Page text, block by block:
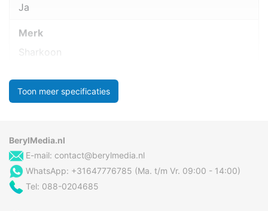
Ja
Merk
Sharkoon
Toon meer specificaties
BerylMedia.nl
E-mail: contact@berylmedia.nl
WhatsApp: +31647776785 (Ma. t/m Vr. 09:00 - 14:00)
Tel: 088-0204685